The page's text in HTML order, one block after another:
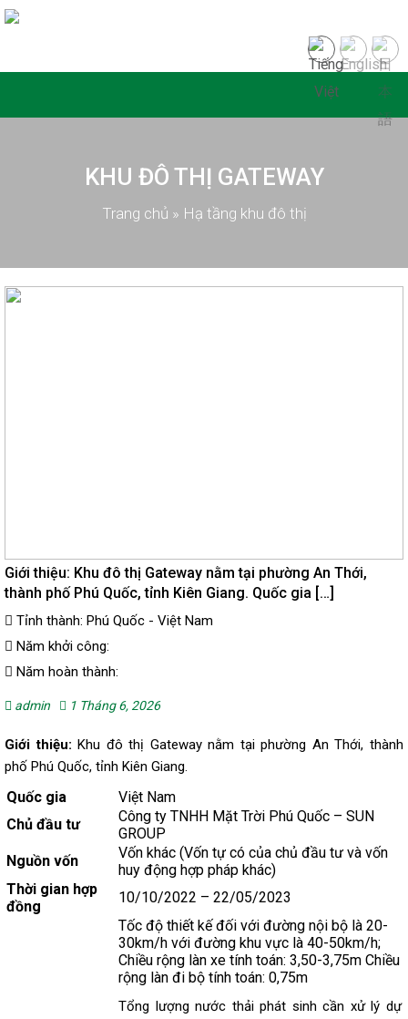
KHU ĐÔ THỊ GATEWAY
Trang chủ » Hạ tầng khu đô thị
Giới thiệu: Khu đô thị Gateway nằm tại phường An Thới,
thành phố Phú Quốc, tỉnh Kiên Giang. Quốc gia […]
Tỉnh thành: Phú Quốc - Việt Nam
Năm khởi công:
Năm hoàn thành:
admin 1 Tháng 6, 2026
Giới thiệu: Khu đô thị Gateway nằm tại phường An Thới, thành
phố Phú Quốc, tỉnh Kiên Giang.
Quốc gia
Việt Nam
Chủ đầu tư
Công ty TNHH Mặt Trời Phú Quốc – SUN
GROUP
Nguồn vốn
Vốn khác (Vốn tự có của chủ đầu tư và vốn
huy động hợp pháp khác)
Thời gian hợp
đồng
10/10/2022 – 22/05/2023
Tốc độ thiết kế đối với đường nội bộ là 20-
30km/h với đường khu vực là 40-50km/h;
Chiều rộng làn xe tính toán: 3,50-3,75m Chiều
rộng làn đi bộ tính toán: 0,75m
Tổng lượng nước thải phát sinh cần xử lý dự